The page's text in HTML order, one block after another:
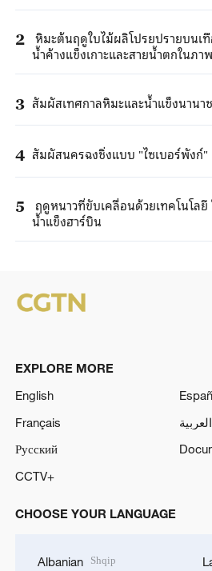
2 หิมะต้นฤดูใบไม้ผลิโปรยปรายบนเ
น้ำค้างแข็งเกาะและสายน้ำตกในภา
3 สัมผัสเทศกาลหิมะและน้ำแข็งนานา
4 สัมผัสนครฉงชิ่งแบบ "ไซเบอร์พังก์"
5
ฤดูหนาวที่ขับเคลื่อนด้วยเทคโนโล
น้ำแข็งฮาร์บิน
EXPLORE MORE
English
Français
العربية
Русский
CCTV+
CHOOSE YOUR LANGUAGE
Albanian Shqip